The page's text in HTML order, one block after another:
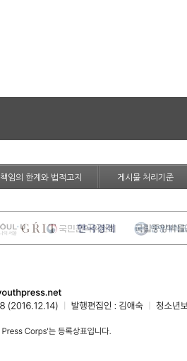
책임의 한계와 법적고지 게시물 처리기준